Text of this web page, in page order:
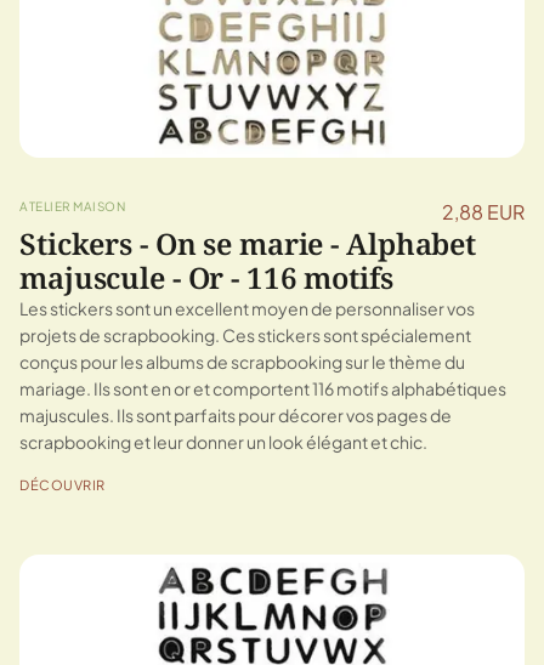
ATELIER MAISON 2,88 EUR
Stickers - On se marie - Alphabet
majuscule - Or - 116 motifs
Les stickers sont un excellent moyen de personnaliser vos
projets de scrapbooking. Ces stickers sont spécialement
conçus pour les albums de scrapbooking sur le thème du
mariage. Ils sont en or et comportent 116 motifs alphabétiques
majuscules. Ils sont parfaits pour décorer vos pages de
scrapbooking et leur donner un look élégant et chic.
DÉCOUVRIR